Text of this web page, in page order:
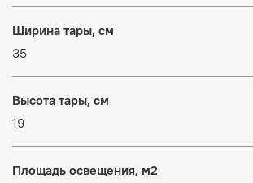
Ширина тары, см
35
Высота тары, см
19
Площадь освещения, м2